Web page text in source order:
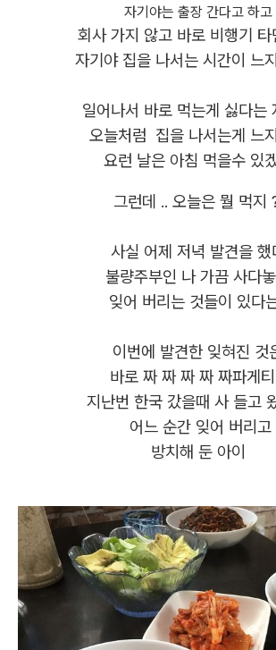
자기야는 출장 간다고 하고
회사 가지 않고 바로 비행기 타
자기야 집을 나서는 시간이 느
일어나서 바로 먹는게 싫다는
오늘처럼 집을 나서는게 느
요런 날은 아침 먹을수 있
그런데 .. 오늘은 뭘 먹지
사실 어제 저녁 발견을 했
불량주부인 나 가끔 사다
잊어 버리는 것들이 있다
이번에 발견한 잊혀진 것
바로 짜 짜 짜 짜 짜파게
지난번 한국 갔을때 사 들고
어느 순간 잊어 버리고
방치해 둔 아이